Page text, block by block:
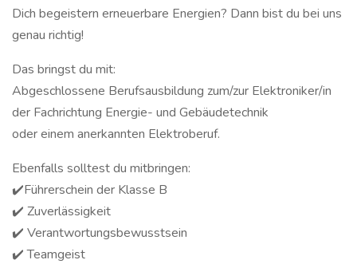
Dich begeistern erneuerbare Energien? Dann bist du bei uns
genau richtig!
Das bringst du mit:
Abgeschlossene Berufsausbildung zum/zur Elektroniker/in
der Fachrichtung Energie- und Gebäudetechnik
oder einem anerkannten Elektroberuf.
Ebenfalls solltest du mitbringen:
✔️Führerschein der Klasse B
✔️ Zuverlässigkeit
✔️ Verantwortungsbewusstsein
✔️ Teamgeist